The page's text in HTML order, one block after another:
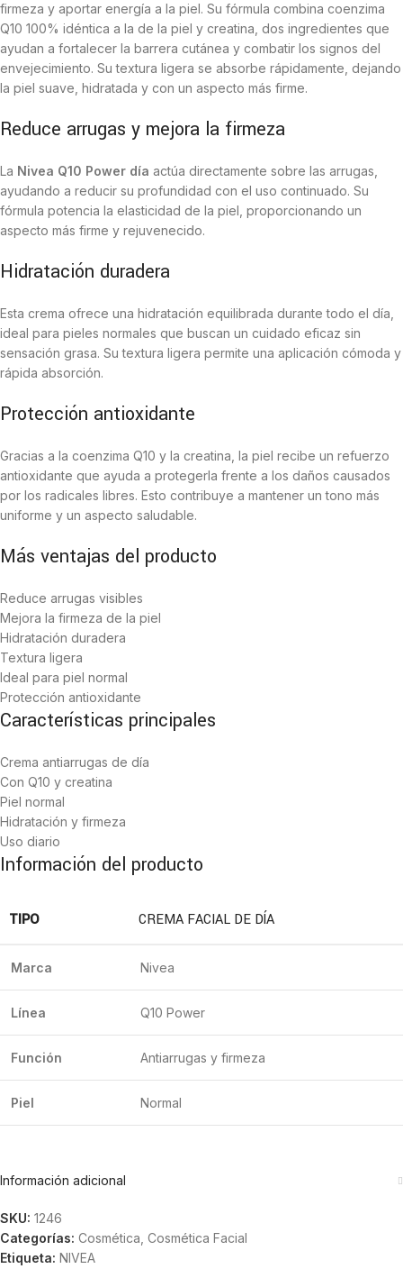
firmeza y aportar energía a la piel. Su fórmula combina coenzima
Q10 100% idéntica a la de la piel y creatina, dos ingredientes que
ayudan a fortalecer la barrera cutánea y combatir los signos del
envejecimiento. Su textura ligera se absorbe rápidamente, dejando
la piel suave, hidratada y con un aspecto más firme.
Reduce arrugas y mejora la firmeza
La Nivea Q10 Power día actúa directamente sobre las arrugas,
ayudando a reducir su profundidad con el uso continuado. Su
fórmula potencia la elasticidad de la piel, proporcionando un
aspecto más firme y rejuvenecido.
Hidratación duradera
Esta crema ofrece una hidratación equilibrada durante todo el día,
ideal para pieles normales que buscan un cuidado eficaz sin
sensación grasa. Su textura ligera permite una aplicación cómoda y
rápida absorción.
Protección antioxidante
Gracias a la coenzima Q10 y la creatina, la piel recibe un refuerzo
antioxidante que ayuda a protegerla frente a los daños causados
por los radicales libres. Esto contribuye a mantener un tono más
uniforme y un aspecto saludable.
Más ventajas del producto
Reduce arrugas visibles
Mejora la firmeza de la piel
Hidratación duradera
Textura ligera
Ideal para piel normal
Protección antioxidante
Características principales
Crema antiarrugas de día
Con Q10 y creatina
Piel normal
Hidratación y firmeza
Uso diario
Información del producto
TIPO CREMA FACIAL DE DÍA
Marca Nivea
Línea Q10 Power
Función Antiarrugas y firmeza
Piel Normal
Información adicional
SKU: 1246
Categorías: Cosmética Cosmética Facial
Etiqueta: NIVEA